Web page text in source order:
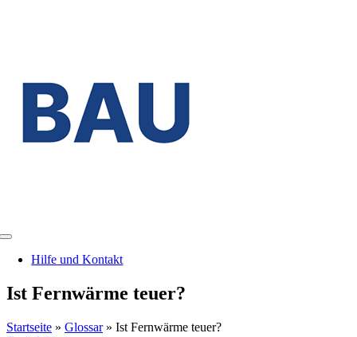
Toggle
NavigationHilfe und Kontakt
Ist Fernwärme teuer?
Startseite » Glossar» Ist Fernwärme teuer?